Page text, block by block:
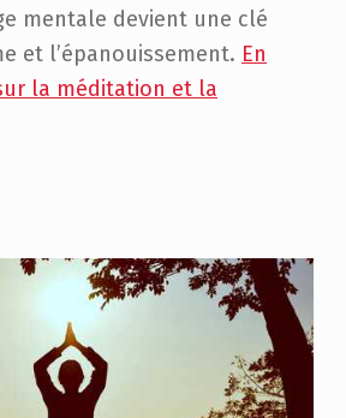
mentale devient une clé
et l’épanouissement. En
la méditation et la